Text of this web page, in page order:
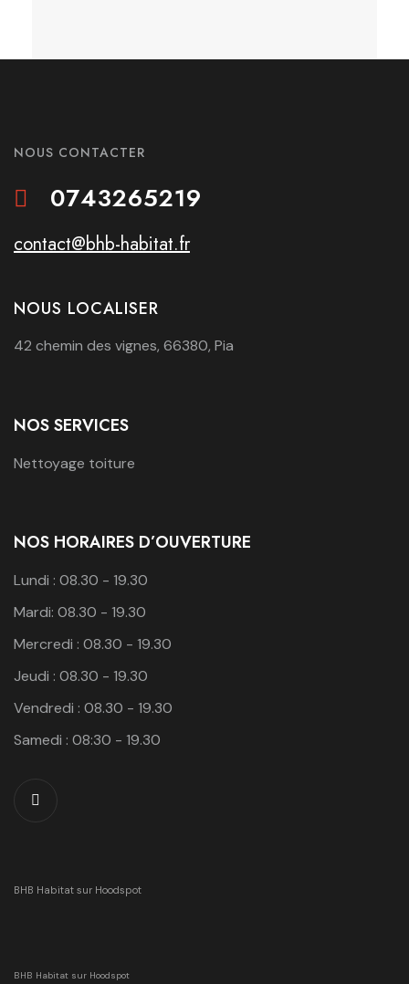
NOUS CONTACTER
0743265219
contact@bhb-habitat.fr
NOUS LOCALISER
42 chemin des vignes, 66380, Pia
NOS SERVICES
Nettoyage toiture
NOS HORAIRES D’OUVERTURE
Lundi : 08.30 - 19.30
Mardi: 08.30 - 19.30
Mercredi : 08.30 - 19.30
Jeudi : 08.30 - 19.30
Vendredi : 08.30 - 19.30
Samedi : 08:30 - 19.30
BHB Habitat sur Hoodspot
BHB Habitat sur Hoodspot